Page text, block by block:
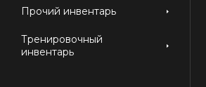
Прочий инвентарь
Тренировочный
инвентарь